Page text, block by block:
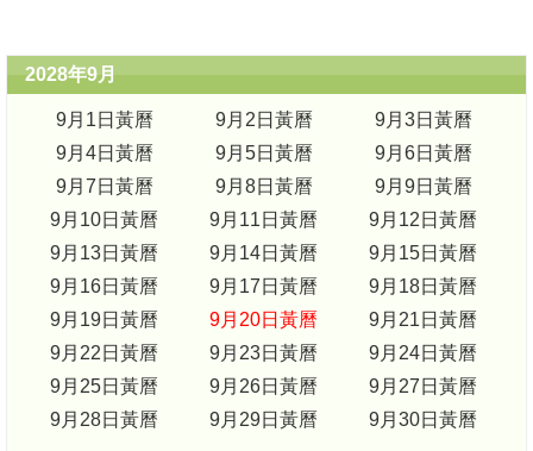
2028年9月
9月1日黃曆 9月2日黃曆
9月3日黃曆
9月4日黃曆
9月5日黃曆
9月6日黃曆
9月7日黃曆
9月8日黃曆
9月9日黃曆
9月10日黃曆
9月11日黃曆
9月12日黃曆
9月13日黃曆
9月14日黃曆
9月15日黃曆
9月16日黃曆
9月17日黃曆
9月18日黃曆
9月19日黃曆
9月20日黃曆
9月21日黃曆
9月22日黃曆
9月23日黃曆
9月24日黃曆
9月25日黃曆
9月26日黃曆
9月27日黃曆
9月28日黃曆
9月29日黃曆 9月30日黃曆